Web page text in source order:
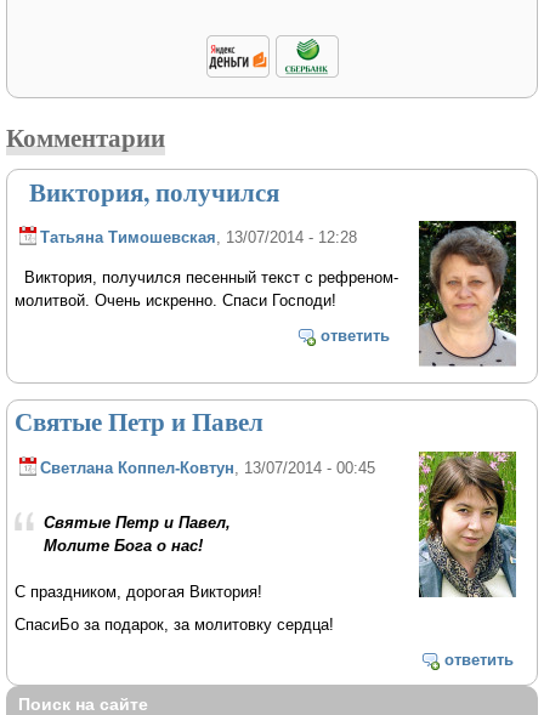
Комментарии
Виктория, получился
Татьяна Тимошевская, 13/07/2014 - 12:28
Виктория, получился песенный текст с рефреном-
молитвой. Очень искренно. Спаси Господи!
ответить
Святые Петр и Павел
Светлана Коппел-Ковтун, 13/07/2014 - 00:45
Святые Петр и Павел,
Молите Бога о нас!
С праздником, дорогая Виктория!
СпасиБо за подарок, за молитовку сердца!
ответить
Поиск на сайте